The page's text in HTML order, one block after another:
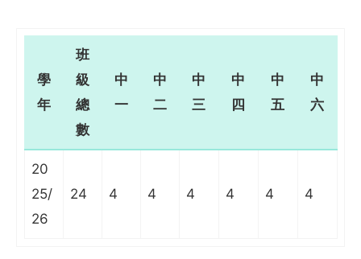
學
年
班
級
總
數
中
一
中
二
中
三
中
四
中
五
中
六
20
25/
26
24 4 4 4 4 4 4